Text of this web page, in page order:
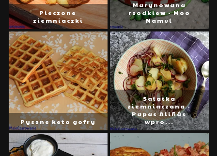
Pieczone
ziemniaczki
Marynowana
rzodkiew - Moo
Namul
Pyszne keto gofry
Sałatka
ziemniaczana -
Papas Aliñás
wpro...